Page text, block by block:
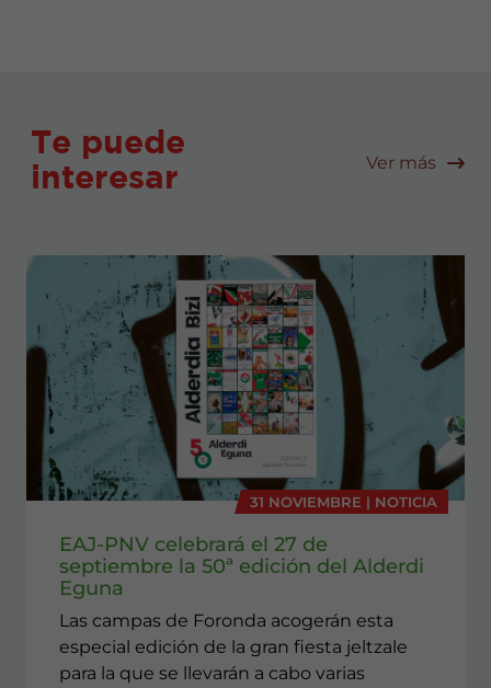
Te puede
interesar
Ver más
31 NOVIEMBRE | NOTICIA
EAJ-PNV celebrará el 27 de
septiembre la 50ª edición del Alderdi
Eguna
Las campas de Foronda acogerán esta
especial edición de la gran fiesta jeltzale
para la que se llevarán a cabo varias